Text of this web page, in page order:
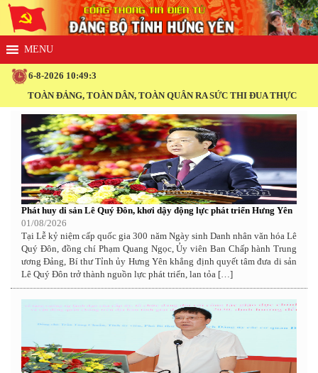
6-8-2026 10:49:4
ĐẢNG, TOÀN DÂN, TOÀN QUÂN RA SỨC THI ĐUA THỰC HIỆN
Phát huy di sản Lê Quý Đôn, khơi dậy động lực phát triển Hưng Yên
01/08/2026
Tại Lễ kỷ niệm cấp quốc gia 300 năm Ngày sinh Danh nhân văn hóa Lê
Quý Đôn, đồng chí Phạm Quang Ngọc, Ủy viên Ban Chấp hành Trung
ương Đảng, Bí thư Tỉnh ủy Hưng Yên khẳng định quyết tâm đưa di sản
Lê Quý Đôn trở thành nguồn lực phát triển, lan tỏa […]